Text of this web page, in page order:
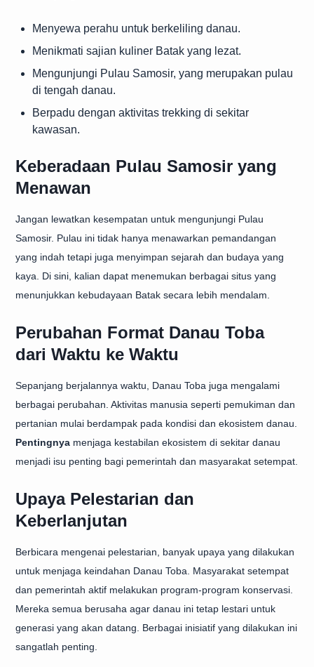
Menyewa perahu untuk berkeliling danau.
Menikmati sajian kuliner Batak yang lezat.
Mengunjungi Pulau Samosir, yang merupakan pulau
di tengah danau.
Berpadu dengan aktivitas trekking di sekitar
kawasan.
Keberadaan Pulau Samosir yang
Menawan
Jangan lewatkan kesempatan untuk mengunjungi Pulau
Samosir. Pulau ini tidak hanya menawarkan pemandangan
yang indah tetapi juga menyimpan sejarah dan budaya yang
kaya. Di sini, kalian dapat menemukan berbagai situs yang
menunjukkan kebudayaan Batak secara lebih mendalam.
Perubahan Format Danau Toba
dari Waktu ke Waktu
Sepanjang berjalannya waktu, Danau Toba juga mengalami
berbagai perubahan. Aktivitas manusia seperti pemukiman dan
pertanian mulai berdampak pada kondisi dan ekosistem danau.
Pentingnya menjaga kestabilan ekosistem di sekitar danau
menjadi isu penting bagi pemerintah dan masyarakat setempat.
Upaya Pelestarian dan
Keberlanjutan
Berbicara mengenai pelestarian, banyak upaya yang dilakukan
untuk menjaga keindahan Danau Toba. Masyarakat setempat
dan pemerintah aktif melakukan program-program konservasi.
Mereka semua berusaha agar danau ini tetap lestari untuk
generasi yang akan datang. Berbagai inisiatif yang dilakukan ini
sangatlah penting.